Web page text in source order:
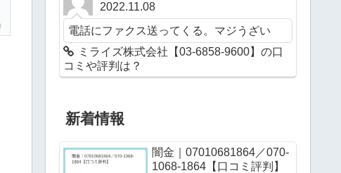
2022.11.08
電話にファクス送ってくる。マジうざい
ミライズ株式会社【03-6858-9600】の口
コミや評判は？
新着情報
闇金｜07010681864／070-
1068-1864【口コミ評判】